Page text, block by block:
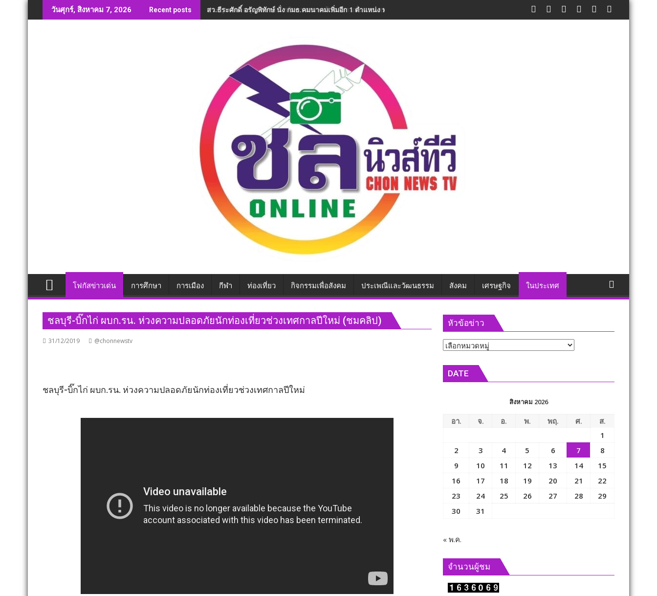
to
วันศุกร์, สิงหาคม 7, 2026 Recent posts สว.ธีระศักดิ์ อรัญพิทักษ์ นั่ง กมธ.คมนาคมเพิ่มอีก 1 ตำแหน่ง พร้อมลุยงานทันที
โฟกัสข่าวเด่น การศึกษา การเมือง กีฬา ท่องเที่ยว กิจกรรมเพื่อสังคม ประเพณีและวัฒนธรรม สังคม เศรษฐกิจ ในประเทศ
ชลบุรี​-บิ๊กไก่ ผบก.รน. ห่วงความปลอดภัยนักท่องเที่ยวช่วงเทศกาลปีใหม่ (ชมคลิป)
31/12/2019 @chonnewstv
ชลบุรี​-บิ๊กไก่ ผบก.รน. ห่วงความปลอดภัยนักท่องเที่ยวช่วงเทศกาลปีใหม่
หัวข้อข่าว
หัวข้อ
DATE
สิงหาคม 2026
อา. จ. อ. พ. พฤ. ศ.
ส.
1
2
3 4 5 6 7
8
9
10 11 12 13 14
15
16
17 18 19 20 21
22
23
24 25 26 27 28
29
30
31
« พ.ค.
จำนวนผู้ชม